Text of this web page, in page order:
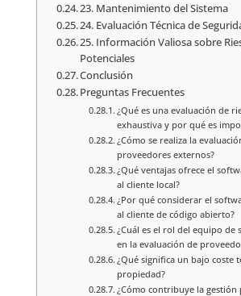
23. Mantenimiento del Sistema
24. Evaluación Técnica de
25. Información Valiosa sobre
Potenciales
Conclusión
Preguntas Frecuentes
¿Qué es una evaluación de
exhaustiva y por qué es
¿Cómo se realiza la
proveedores externos?
¿Qué ventajas ofrece el
al cliente local?
¿Por qué considerar el
al cliente de código abierto?
¿Cuál es el rol del equipo de
en la evaluación de
¿Qué significa un bajo coste
propiedad?
¿Cómo contribuye la gestión